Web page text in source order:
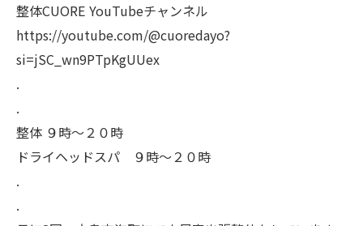
整体CUORE YouTubeチャンネル
https://youtube.com/@cuoredayo?
si=jSC_wn9PTpKgUUex
.
.
整体 ９時〜２０時
ドライヘッドスパ ９時〜２０時
.
.